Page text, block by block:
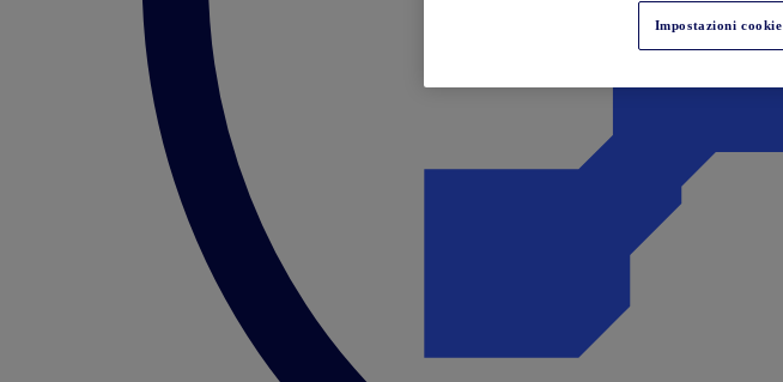
Impostazioni cookie